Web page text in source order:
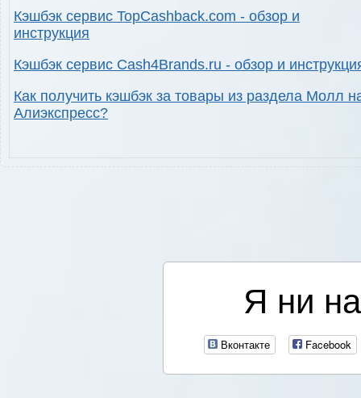
Кэшбэк сервис TopCashback.com - обзор и
инструкция
Кэшбэк сервис Cash4Brands.ru - обзор и
Как получить кэшбэк за товары из раздела Молл
Алиэкспресс?
Я ни
Вконтакте Facebook